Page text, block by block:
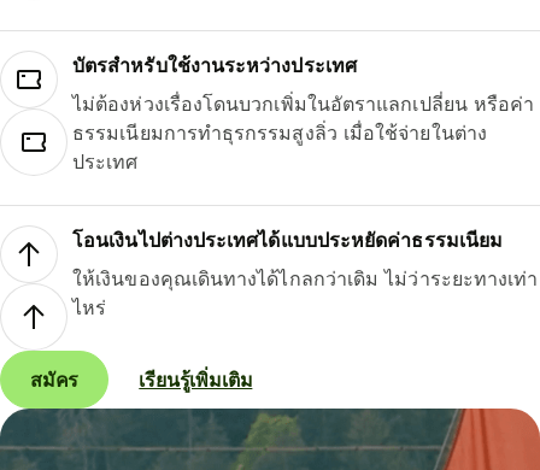
บัตรสำหรับใช้งานระหว่างประเทศ
ไม่ต้องห่วงเรื่องโดนบวกเพิ่มในอัตราแลกเปลี่ยน หรือค่า
ธรรมเนียมการทำธุรกรรมสูงลิ่ว เมื่อใช้จ่ายในต่าง
ประเทศ
โอนเงินไปต่างประเทศได้แบบประหยัดค่าธรรมเนียม
ให้เงินของคุณเดินทางได้ไกลกว่าเดิม ไม่ว่าระยะทางเท่า
ไหร่
สมัคร เรียนรู้เพิ่มเติม